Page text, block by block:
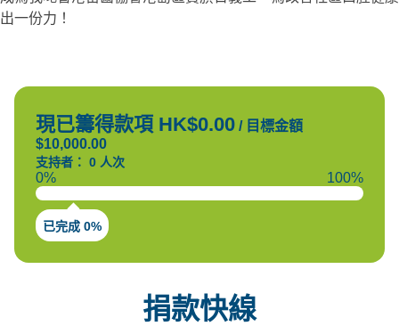
出一份力！
現已籌得款項 HK$0.00 / 目標金額
$10,000.00
支持者： 0 人次
0% 100%
已完成 0%
捐款快線